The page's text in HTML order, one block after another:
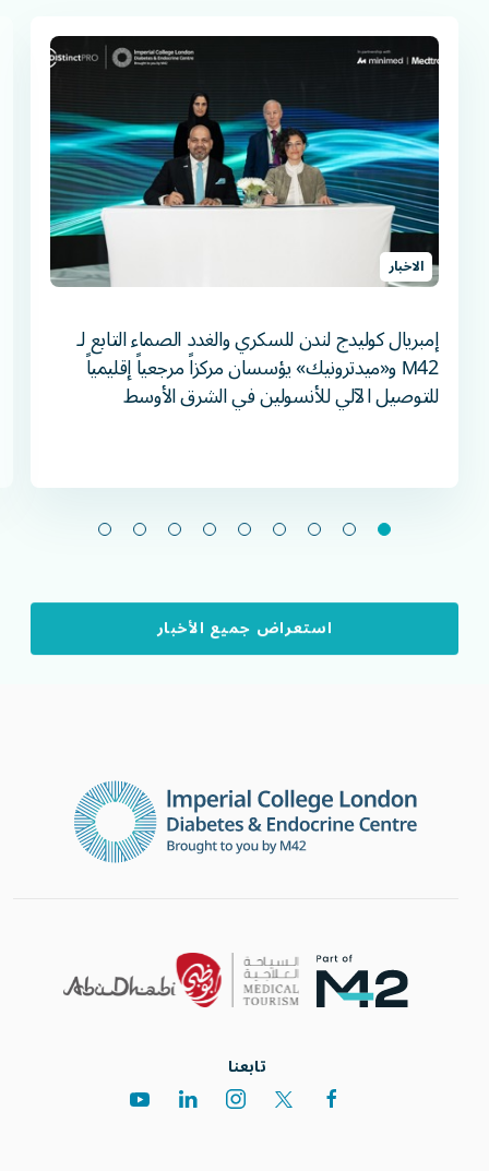
الاخبار
إمبريال كوليدج لندن للسكري والغدد الصماء التابع لـ
M42 و«ميدترونيك» يؤسسان مركزاً مرجعياً إقليمياً
للتوصيل الآلي للأنسولين في الشرق الأوسط
استعراض جميع الأخبار
تابعنا